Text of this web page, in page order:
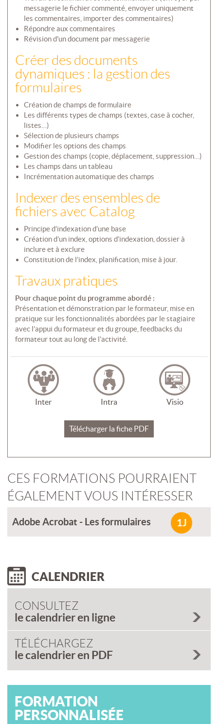
messagerie le fichier commenté, envoyer uniquement
les commentaires, importer des commentaires)
Répondre aux commentaires
Révision d'un document par messagerie
Créer des documents
dynamiques : la gestion des
formulaires
Création de champs de formulaire
Les différents types de champs (textes, case à cocher,
listes…)
Sélection de plusieurs champs
Modifier les options des champs
Gestion des champs (copie, déplacement, suppression…)
Les champs dans un tableau
Incrémentation automatique des champs
Indexer des ensembles de
fichiers avec Catalog
Principe d’indexation d’une base
Création d’un index, options d’indexation, dossier à
inclure et à exclure
Constitution de l’index, planification, mise à jour.
Travaux pratiques
Pour chaque point du programme abordé :
Présentation et démonstration par le formateur, mise en
pratique sur les fonctionnalités abordées par le stagiaire
avec l’appui du formateur et du groupe, feedbacks du
formateur tout au long de l’activité.
Inter Intra Visio
Télécharger la fiche PDF
CES FORMATIONS POURRAIENT
ÉGALEMENT VOUS INTÉRESSER
Adobe Acrobat - Les formulaires 1J
CALENDRIER
CONSULTEZ
le calendrier en ligne
TÉLÉCHARGEZ
le calendrier en PDF
FORMATION
PERSONNALISÉE